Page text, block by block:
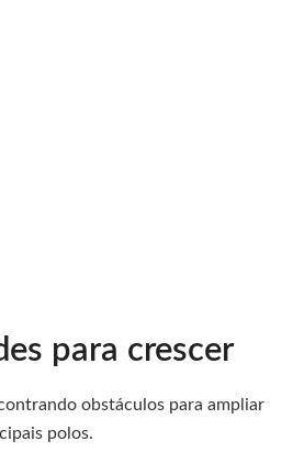
para crescer
obstáculos para ampliar
polos.